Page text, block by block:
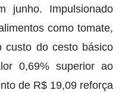
junho. Impulsionado
como tomate,
custo do cesto básico
0,69% superior ao
de R$ 19,09 reforça